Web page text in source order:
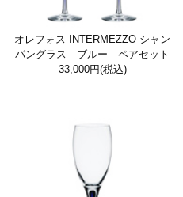
オレフォス INTERMEZZO シャン
パングラス ブルー ペアセット
33,000円(税込)